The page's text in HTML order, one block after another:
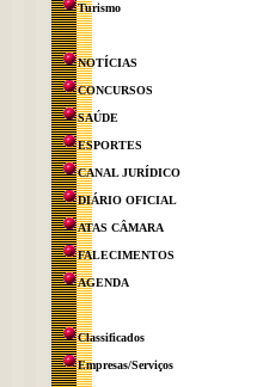
Turismo
NOTÍCIAS
CONCURSOS
SAÚDE
ESPORTES
CANAL JURÍDICO
DIÁRIO OFICIAL
ATAS CÂMARA
FALECIMENTOS
AGENDA
Classificados
Empresas/Serviços